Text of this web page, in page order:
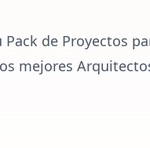
de Proyectos
mejores